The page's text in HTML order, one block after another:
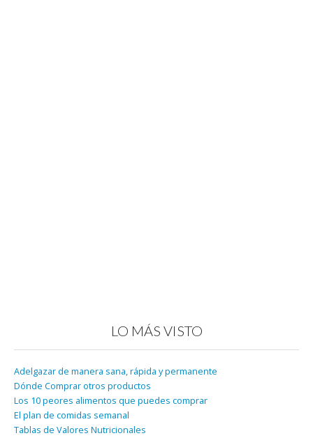
LO MÁS VISTO
Adelgazar de manera sana, rápida y permanente
Dónde Comprar otros productos
Los 10 peores alimentos que puedes comprar
El plan de comidas semanal
Tablas de Valores Nutricionales